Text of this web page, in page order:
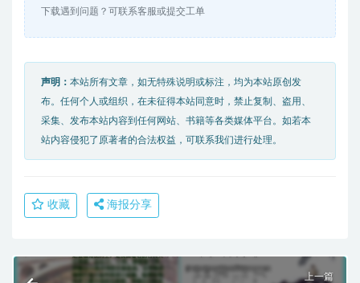
下载遇到问题？可联系客服或提交工单
声明： 本站所有文章，如无特殊说明或标注，均为本站原创发
布。任何个人或组织，在未征得本站同意时，禁止复制、盗用、
采集、发布本站内容到任何网站、书籍等各类媒体平台。如若本
站内容侵犯了原著者的合法权益，可联系我们进行处理。
收藏 海报分享
上一篇